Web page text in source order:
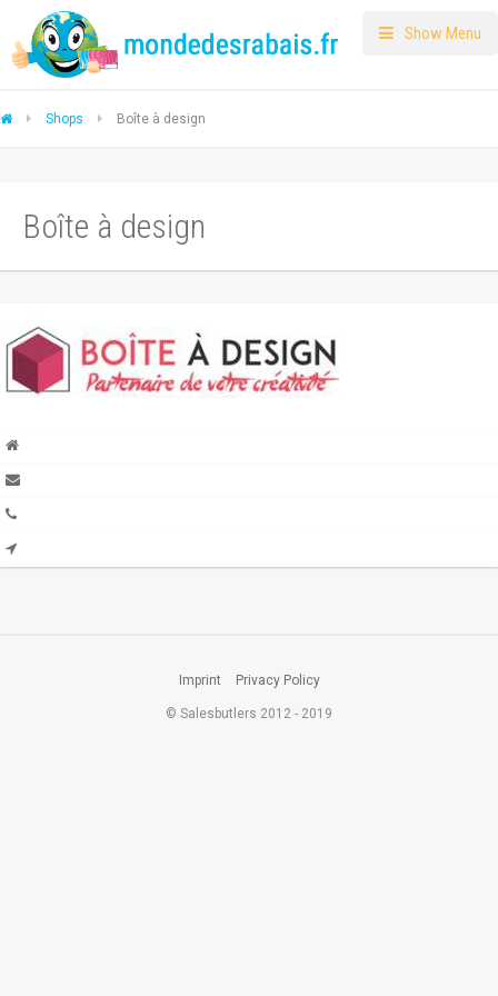
Show Menu
Shops Boîte à design
Boîte à design
Imprint Privacy Policy
© Salesbutlers 2012 - 2019